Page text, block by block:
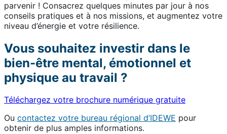
parvenir ! Consacrez quelques minutes par jour à nos
conseils pratiques et à nos missions, et augmentez votre
niveau d’énergie et votre résilience.
Vous souhaitez investir dans le
bien-être mental, émotionnel et
physique au travail ?
Téléchargez votre brochure numérique gratuite
Ou contactez votre bureau régional d’IDEWE pour
obtenir de plus amples informations.